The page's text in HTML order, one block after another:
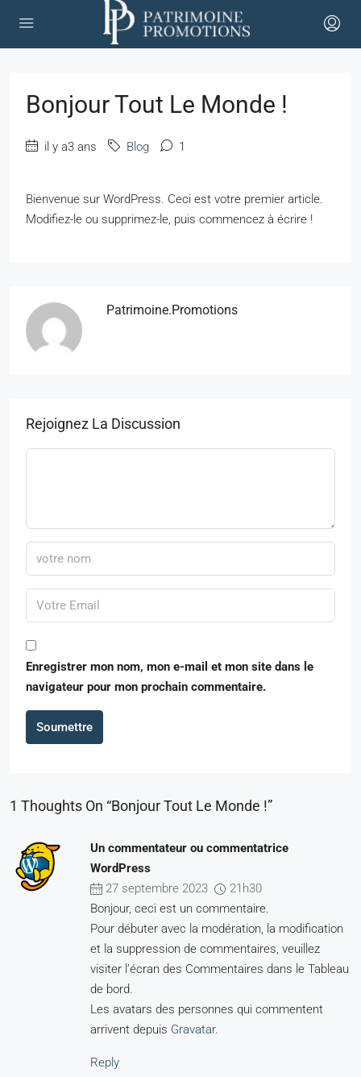
Bonjour Tout Le Monde !
il y a3 ans Blog 1
Bienvenue sur WordPress. Ceci est votre premier article.
Modifiez-le ou supprimez-le, puis commencez à écrire !
Patrimoine.promotions
Rejoignez La Discussion
Enregistrer mon nom, mon e-mail et mon site dans le
navigateur pour mon prochain commentaire.
Soumettre
1 Thoughts On “Bonjour Tout Le Monde !”
Un commentateur ou commentatrice
WordPress
27 septembre 2023
21h30
Bonjour, ceci est un commentaire.
Pour débuter avec la modération, la modification
et la suppression de commentaires, veuillez
visiter l’écran des Commentaires dans le Tableau
de bord.
Les avatars des personnes qui commentent
arrivent depuis Gravatar.
Reply